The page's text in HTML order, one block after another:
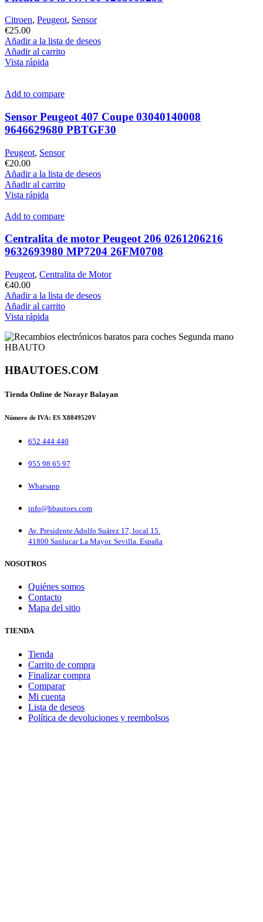
Citroen, Peugeot, Sensor
€25.00
Añadir a la lista de deseos
Añadir al carrito
Vista rápida
Add to compare
Sensor Peugeot 407 Coupe 03040140008
9646629680 PBTGF30
Peugeot, Sensor
€20.00
Añadir a la lista de deseos
Añadir al carrito
Vista rápida
Add to compare
Centralita de motor Peugeot 206 0261206216
9632693980 MP7204 26FM0708
Peugeot, Centralita de Motor
€40.00
Añadir a la lista de deseos
Añadir al carrito
Vista rápida
HBAUTOES.COM
Tienda Online de Norayr Balayan
Número de IVA: ES X8849520V
652 444 440
955 98 65 97
Whatsapp
info@hbautoes.com
Av. Presidente Adolfo Suárez 17, local 15.
41800 Sanlucar La Mayor. Sevilla. España
NOSOTROS
Quiénes somos
Contacto
Mapa del sitio
TIENDA
Tienda
Carrito de compra
Finalizar compra
Comparar
Mi cuenta
Lista de deseos
Política de devoluciones y reembolsos